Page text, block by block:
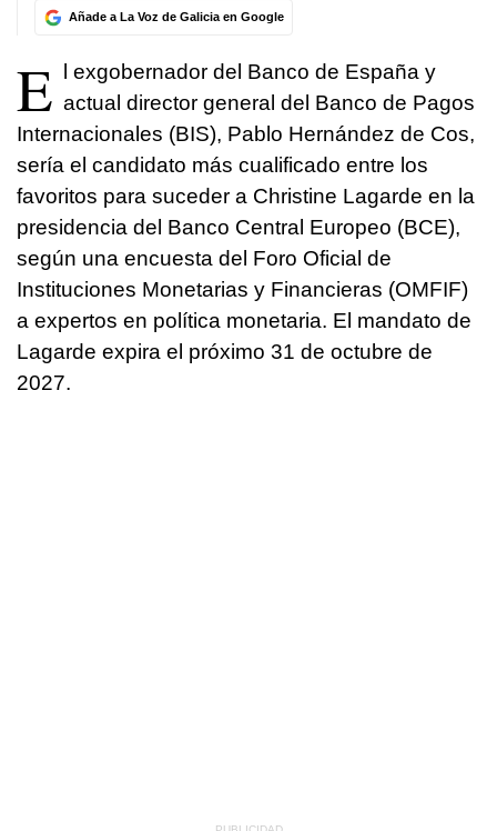
Añade a La Voz de Galicia en Google
E
l exgobernador del Banco de España y
actual director general del Banco de Pagos
Internacionales (BIS), Pablo Hernández de Cos,
sería el candidato más cualificado entre los
favoritos para suceder a Christine Lagarde en la
presidencia del Banco Central Europeo (BCE),
según una encuesta del Foro Oficial de
Instituciones Monetarias y Financieras (OMFIF)
a expertos en política monetaria. El mandato de
Lagarde expira el próximo 31 de octubre de
2027.